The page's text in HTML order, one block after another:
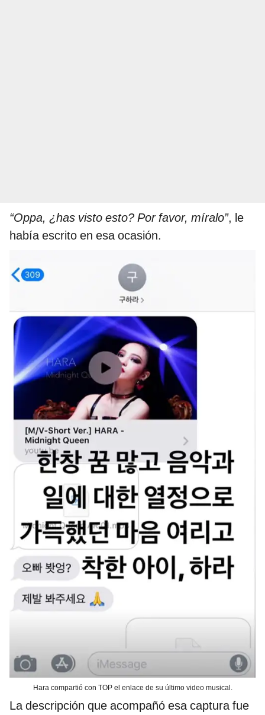
“Oppa, ¿has visto esto? Por favor, míralo”, le
había escrito en esa ocasión.
Hara compartió con TOP el enlace de su último video musical.
La descripción que acompañó esa captura fue